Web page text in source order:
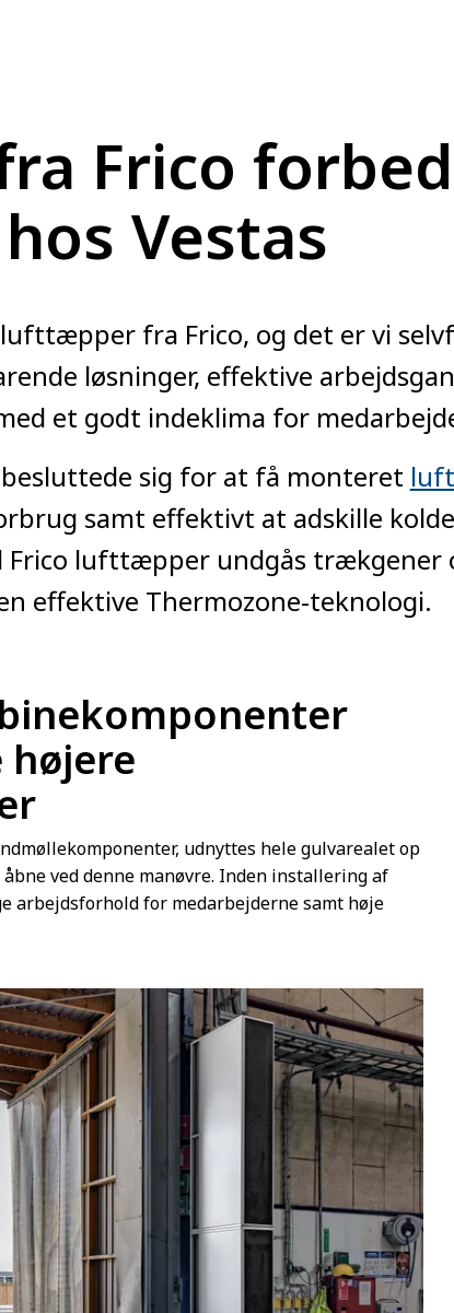
Frico
Vestas
fra Frico, og det er vi
løsninger, effektive
et godt indeklima for
sig for at få monteret
samt effektivt at adskille
Frico lufttæpper undgås trækgener
effektive Thermozone-teknologi.
højere
udnyttes hele gulvarealet op
ved denne manøvre. Inden installering af
arbejdsforhold for medarbejderne samt høje